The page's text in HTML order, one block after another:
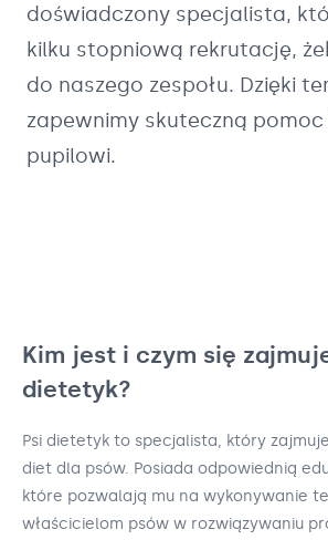
doświadczony specjalista,
kilku stopniową rekrutację,
do naszego zespołu. Dzięki
zapewnimy skuteczną pomoc
pupilowi.
Kim jest i czym się
dietetyk?
Psi dietetyk to specjalista, który
diet dla psów. Posiada odpowiednią
które pozwalają mu na wykonywanie
właścicielom psów w rozwiązywaniu